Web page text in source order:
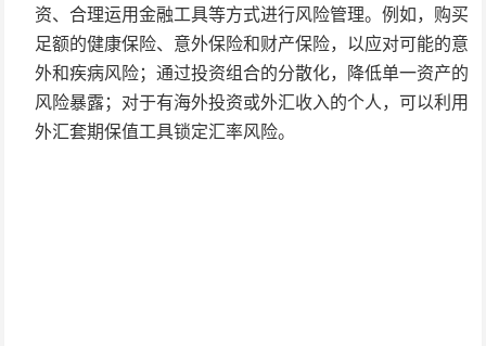
资、合理运用金融工具等方式进行风险管理。例如，购买
足额的健康保险、意外保险和财产保险，以应对可能的意
外和疾病风险；通过投资组合的分散化，降低单一资产的
风险暴露；对于有海外投资或外汇收入的个人，可以利用
外汇套期保值工具锁定汇率风险。